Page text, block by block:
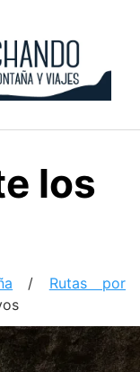
los
/ Rutas por